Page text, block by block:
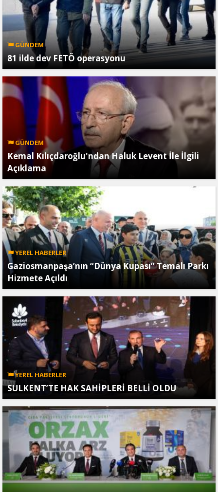
GÜNDEM
81 ilde dev FETÖ operasyonu
GÜNDEM
Kemal Kılıçdaroğlu'ndan Haluk Levent İle İlgili
Açıklama
YEREL HABERLER
Gaziosmanpaşa’nın “Dünya Kupası” Temalı Parkı
Hizmete Açıldı
YEREL HABERLER
SULKENT’TE HAK SAHİPLERİ BELLİ OLDU